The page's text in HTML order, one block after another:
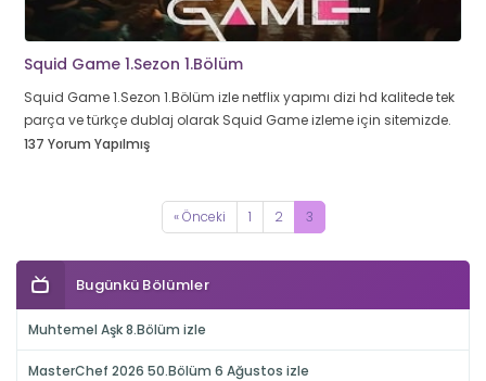
Squid Game 1.Sezon 1.Bölüm
Squid Game 1.Sezon 1.Bölüm izle netflix yapımı dizi hd kalitede tek
parça ve türkçe dublaj olarak Squid Game izleme için sitemizde.
137 Yorum Yapılmış
« Önceki 1 2 3
Bugünkü Bölümler
Muhtemel Aşk 8.Bölüm izle
MasterChef 2026 50.Bölüm 6 Ağustos izle